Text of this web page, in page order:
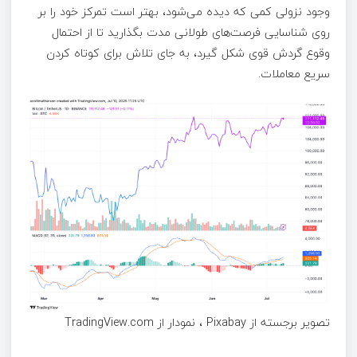
وجود نزولی کمی که دیده می‌شود، بهتر است تمرکز خود را بر
روی شناسایی فرصت‌های طولانی مدت بگذارید تا از احتمال
وقوع گردش قوی شکل گیرد، به جای تلاش برای کوتاه کردن
سریع معاملات.
تصویر برجسته از Pixabay ، نمودار از TradingView.com